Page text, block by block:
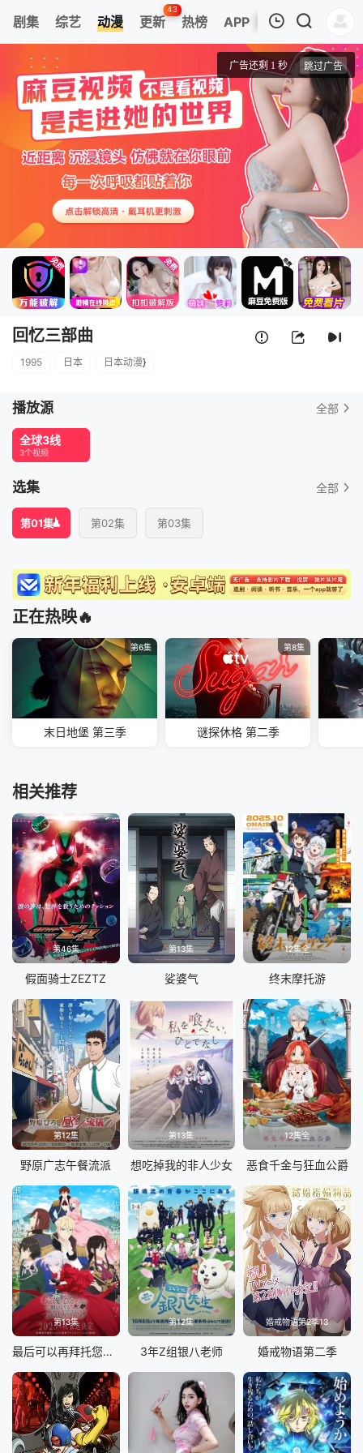
剧集 综艺 动漫 更新
43
热榜 APP
第01集
回忆三部曲
清空
回忆三部曲
1995 日本 日本动漫}
播放源 全部
全球3线
3个视频
选集 全部
第01集 第02集 第03集
正在热映🔥
第6集
末日地堡 第三季
第8集
谜探休格 第二季
相关推荐
第46集
假面骑士ZEZTZ
第13集
娑婆气
12集全
终末摩托游
第12集
野原广志午餐流派
第13集
想吃掉我的非人少女
12集全
恶食千金与狂血公爵
第13集
最后可以再拜托您一件事吗
第12集
3年Z组银八老师
婚戒物语第2季13
婚戒物语第二季